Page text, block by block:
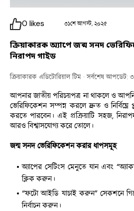
0 likes ৩১শে আগস্ট, ২০২৫
ক্রিয়াকারক অ্যাপে জন্ম সনদ
নিরাপদ গাইড
ক্রিয়াকারক এডিটোরিয়াল টিম · সর্বশেষ আপডেট:
আপনার জাতীয় পরিচয়পত্র না থাকলে ও
ভেরিফিকেশন সম্পন্ন করলে দ্রুত ও
করতে পারবেন। এই প্রক্রিয়াটি সহজ,
আরও বিশ্বাসযোগ্য করে তোলে।
জন্ম সনদ ভেরিফিকেশন করার ধাপসমূহ
অ্যাপের সেটিংস মেনুতে যান এবং
ক্লিক করুন।
“ফটো আইডি যাচাই করুন” সেকশনে
নির্বাচন করুন।